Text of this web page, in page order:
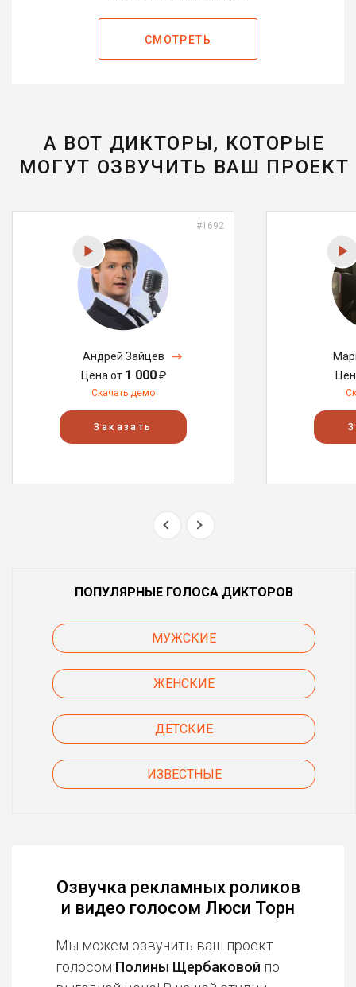
СМОТРЕТЬ
А ВОТ ДИКТОРЫ, КОТОРЫЕ
МОГУТ ОЗВУЧИТЬ ВАШ ПРОЕКТ
#1692
Андрей Зайцев
Цена от 1 000₽
Скачать демо
Заказать
ПОПУЛЯРНЫЕ ГОЛОСА ДИКТОРОВ
МУЖСКИЕ
ЖЕНСКИЕ
ДЕТСКИЕ
ИЗВЕСТНЫЕ
Озвучка рекламных роликов
и видео голосом Люси Торн
Мы можем озвучить ваш проект
голосом Полины Щербаковой по